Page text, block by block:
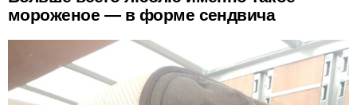
мороженое — в форме сендвича